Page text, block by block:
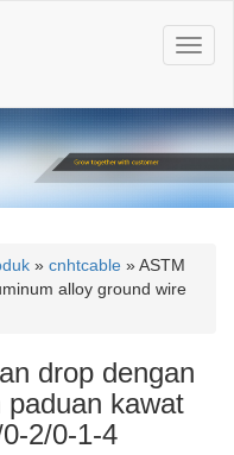
T
o
g
l
n
a
o
» cnhtcable »ASTM
alloy ground wire
drop dengan
kawat
2/0-1-4